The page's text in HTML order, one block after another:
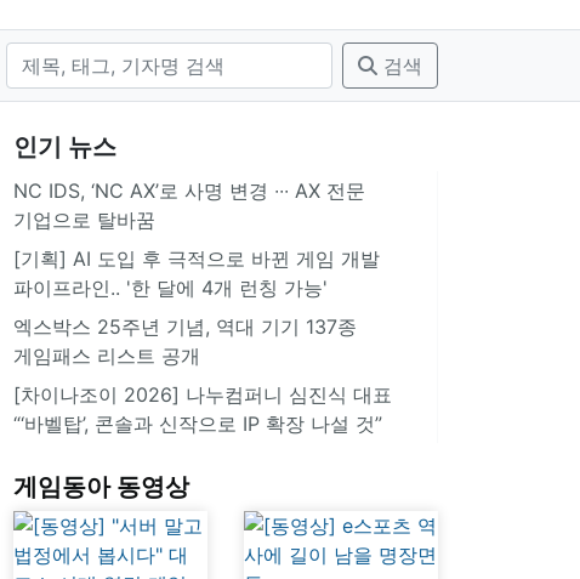
검색
인기 뉴스
NC IDS, ‘NC AX’로 사명 변경 ∙∙∙ AX 전문
기업으로 탈바꿈
[기획] AI 도입 후 극적으로 바뀐 게임 개발
파이프라인.. '한 달에 4개 런칭 가능'
엑스박스 25주년 기념, 역대 기기 137종
게임패스 리스트 공개
[차이나조이 2026] 나누컴퍼니 심진식 대표
“‘바벨탑’, 콘솔과 신작으로 IP 확장 나설 것”
게임동아 동영상